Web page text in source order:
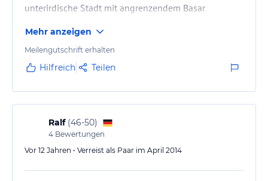
unterirdische Stadt mit angrenzendem Basar
Mehr anzeigen
Meilengutschrift erhalten
Hilfreich Teilen
Ralf (46-50)
4 Bewertungen
Vor 12 Jahren • Verreist als Paar im April 2014